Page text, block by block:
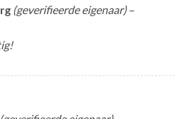
(geverifieerde eigenaar) –